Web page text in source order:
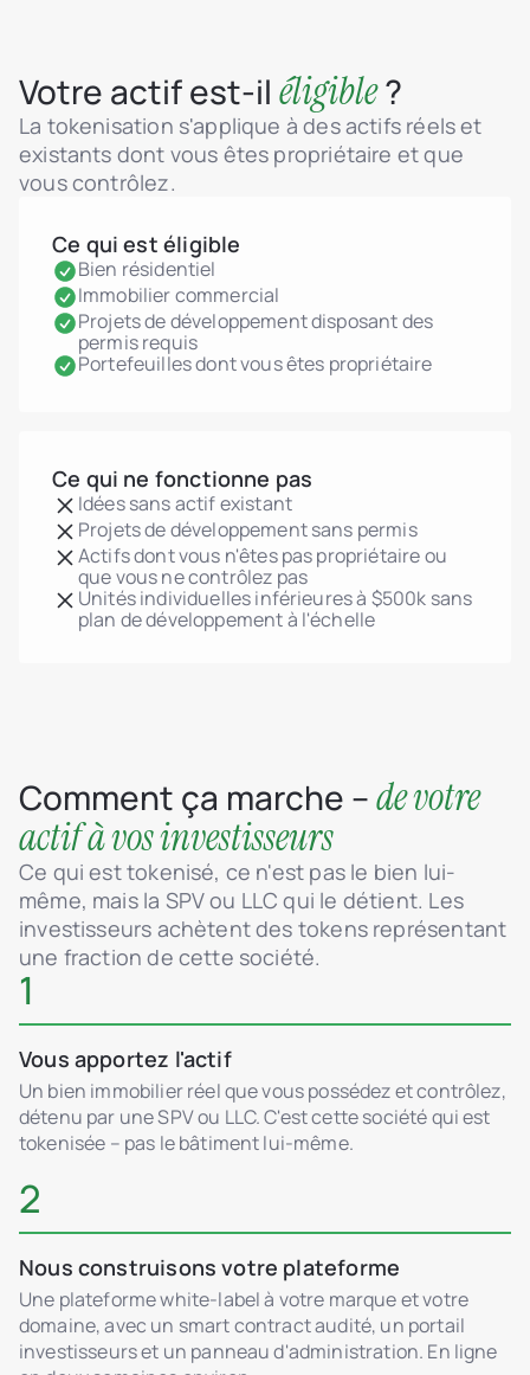
Votre actif est-il éligible?
La tokenisation s'applique à des actifs réels et
existants dont vous êtes propriétaire et que
vous contrôlez.
Ce qui est éligible
Bien résidentiel
Immobilier commercial
Projets de développement disposant des
permis requis
Portefeuilles dont vous êtes propriétaire
Ce qui ne fonctionne pas
Idées sans actif existant
Projets de développement sans permis
Actifs dont vous n'êtes pas propriétaire ou
que vous ne contrôlez pas
Unités individuelles inférieures à $500k sans
plan de développement à l'échelle
Comment ça marche –de votre
actif à vos investisseurs
Ce qui est tokenisé, ce n'est pas le bien lui-
même, mais la SPV ou LLC qui le détient. Les
investisseurs achètent des tokens représentant
une fraction de cette société.
1
Vous apportez l'actif
Un bien immobilier réel que vous possédez et contrôlez,
détenu par une SPV ou LLC. C'est cette société qui est
tokenisée – pas le bâtiment lui-même.
2
Nous construisons votre plateforme
Une plateforme white-label à votre marque et votre
domaine, avec un smart contract audité, un portail
investisseurs et un panneau d'administration. En ligne